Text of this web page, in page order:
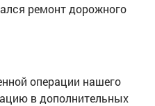
ремонт дорожного
операции нашего
в дополнительных